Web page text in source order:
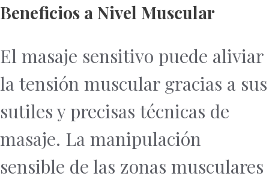
Beneficios a Nivel Muscular
El masaje sensitivo puede aliviar
la tensión muscular gracias a sus
sutiles y precisas técnicas de
masaje. La manipulación
sensible de las zonas musculares